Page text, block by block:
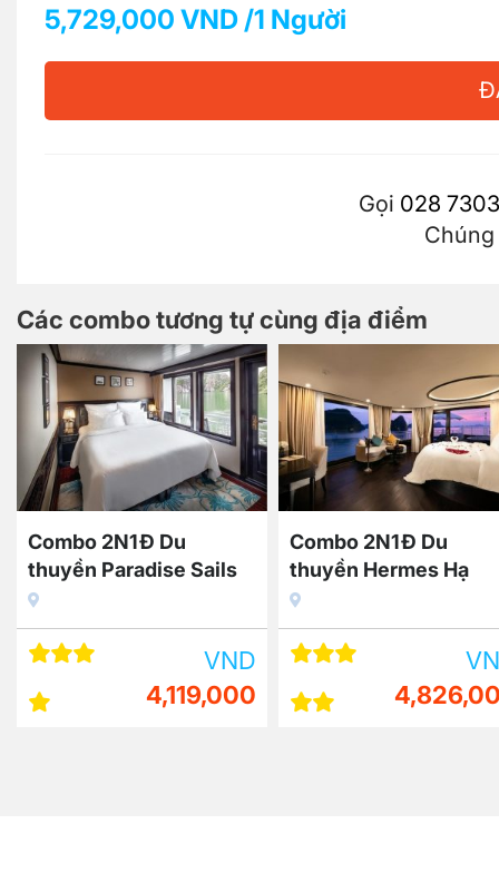
5,729,000 VND /1 Người
Gọi 028
Các combo tương tự cùng địa điểm
Combo 2N1Đ Du
thuyền Paradise Sails
Hạ Long 4 sao + Vé máy
bay tiết kiệm 40%
VND
4,119,000
Combo 2N1Đ Du
thuyền Hermes Hạ
Long + 5 bữa ăn + vé
máy bay giá rẻ